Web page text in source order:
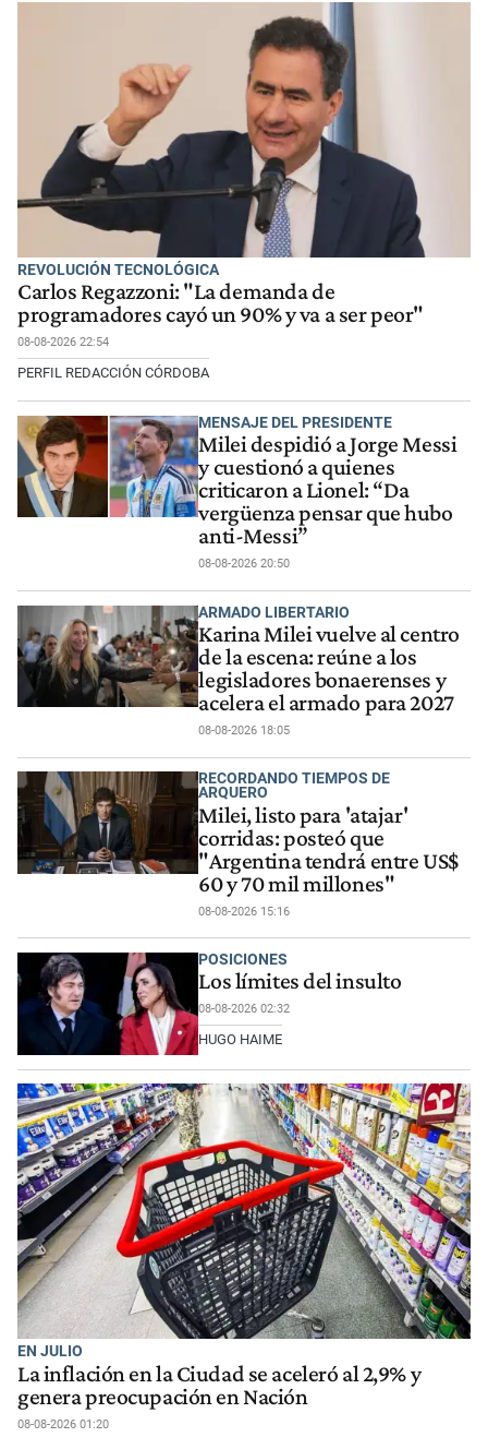
REVOLUCIÓN TECNOLÓGICA
Carlos Regazzoni: "La demanda de
programadores cayó un 90% y va a ser peor"
08-08-2026 22:54
PERFIL REDACCIÓN CÓRDOBA
MENSAJE DEL PRESIDENTE
Milei despidió a Jorge Messi
y cuestionó a quienes
criticaron a Lionel: “Da
vergüenza pensar que hubo
anti-Messi”
08-08-2026 20:50
ARMADO LIBERTARIO
Karina Milei vuelve al centro
de la escena: reúne a los
legisladores bonaerenses y
acelera el armado para 2027
08-08-2026 18:05
RECORDANDO TIEMPOS DE
ARQUERO
Milei, listo para 'atajar'
corridas: posteó que
"Argentina tendrá entre US$
60 y 70 mil millones"
08-08-2026 15:16
POSICIONES
Los límites del insulto
08-08-2026 02:32
HUGO HAIME
EN JULIO
La inflación en la Ciudad se aceleró al 2,9% y
genera preocupación en Nación
08-08-2026 01:20